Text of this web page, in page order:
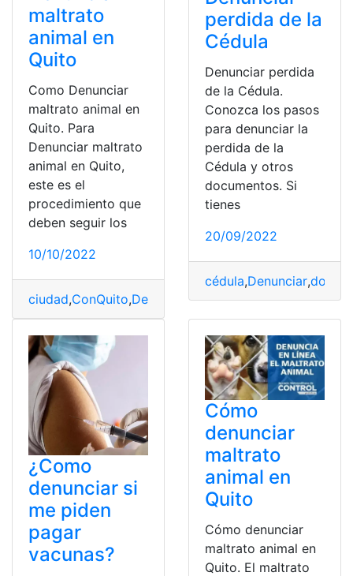
maltrato
animal en
Quito
Como Denunciar
maltrato animal en
Quito. Para
Denunciar maltrato
animal en Quito,
este es el
procedimiento que
deben seguir los
10/10/2022
ciudad,ConQuito,Denunciar,Maltrato,Maltrato animal
perdida de la
Cédula
Denunciar perdida
de la Cédula.
Conozca los pasos
para denunciar la
perdida de la
Cédula y otros
documentos. Si
tienes
20/09/2022
cédula,Denunciar,
¿Como
denunciar si
me piden
pagar
vacunas?
Cómo
denunciar
maltrato
animal en
Quito
Cómo denunciar
maltrato animal en
Quito. El maltrato